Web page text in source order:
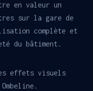
en valeur un
sur la gare de
complète et
du bâtiment.
effets visuels